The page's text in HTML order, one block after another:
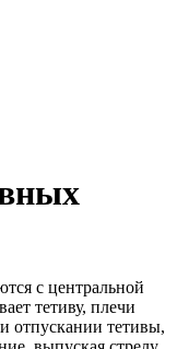
с центральной
тетиву, плечи
отпускании тетивы,